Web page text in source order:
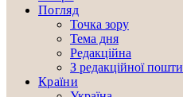
Погляд
Точка зору
Тема дня
Редакційна
З редакційної пошти
Країни